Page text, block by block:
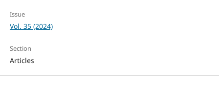
Issue
Vol. 35 (2024)
Section
Articles